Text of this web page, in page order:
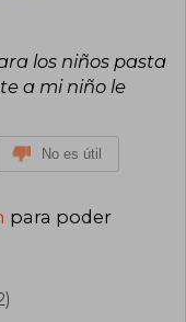
los niños pasta
a mi niño le
No es útil
para poder